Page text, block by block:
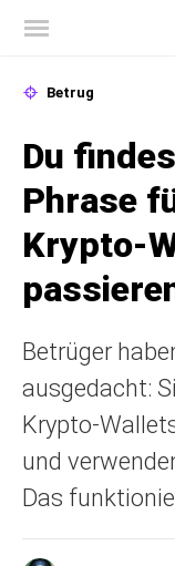
Betrug
Du
Phrase
Krypto-
Betrüger
ausgedacht:
Krypto-
und
Das